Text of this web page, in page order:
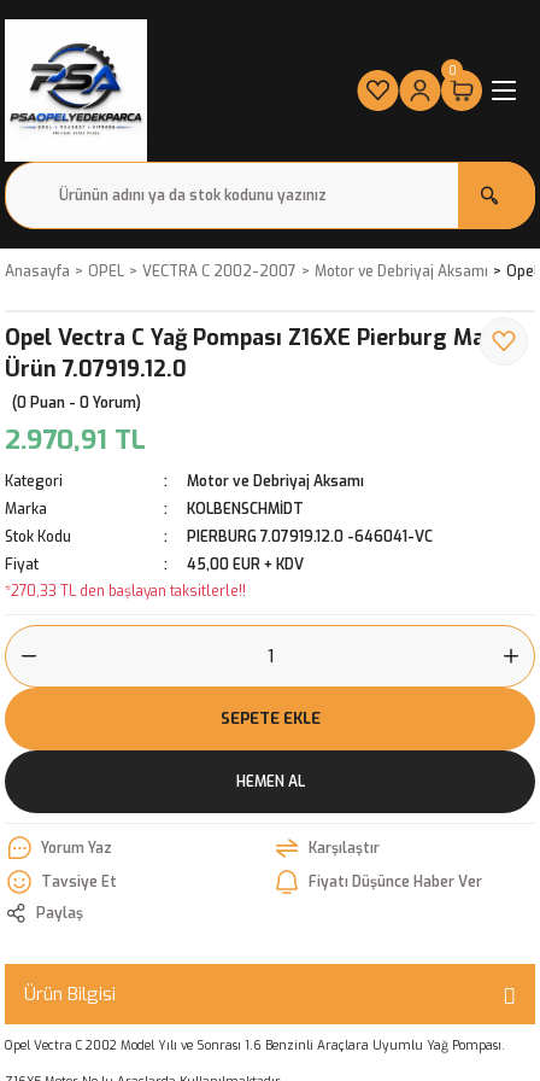
0
Anasayfa OPEL VECTRA C 2002-2007 Motor ve Debriyaj Aksamı
Opel Vectra C Yağ Pompası Z16XE Pierburg Marka
Ürün 7.07919.12.0
(0 Puan - 0 Yorum)
2.970,91 TL
Kategori
Motor ve Debriyaj Aksamı
Marka
KOLBENSCHMİDT
Stok Kodu
PIERBURG 7.07919.12.0 -646041-VC
Fiyat
45,00 EUR + KDV
*270,33 TL den başlayan taksitlerle!!
SEPETE EKLE
HEMEN AL
Yorum Yaz
Karşılaştır
Tavsiye Et
Fiyatı Düşünce Haber Ver
Paylaş
Ürün Bilgisi
Opel Vectra C 2002 Model Yılı ve Sonrası 1.6 Benzinli Araçlara Uyumlu Yağ Pompası.